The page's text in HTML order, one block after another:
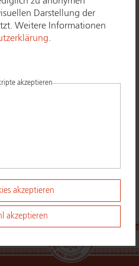
Darstellung der
Weitere Informationen
.
akzeptieren
akzeptieren
akzeptieren
ist
Fach­be­